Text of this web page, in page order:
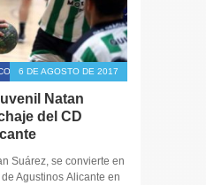
6 DE AGOSTO DE 2017
Natan
del CD
Suárez, se convierte en
Agustinos Alicante en